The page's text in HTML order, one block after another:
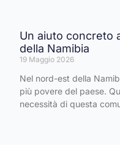
Un aiuto concreto
della Namibia
19 Maggio 2026
Nel nord-est della
più povere del paese.
necessità di questa